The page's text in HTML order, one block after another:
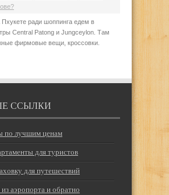
ради шоппинга едем в
Central Patong и Jungceylon. Там
фирмовые вещи, кроссовки.
ССЫЛКИ
по лучшим ценам
для туристов
для путешествий
аэропорта и обратно